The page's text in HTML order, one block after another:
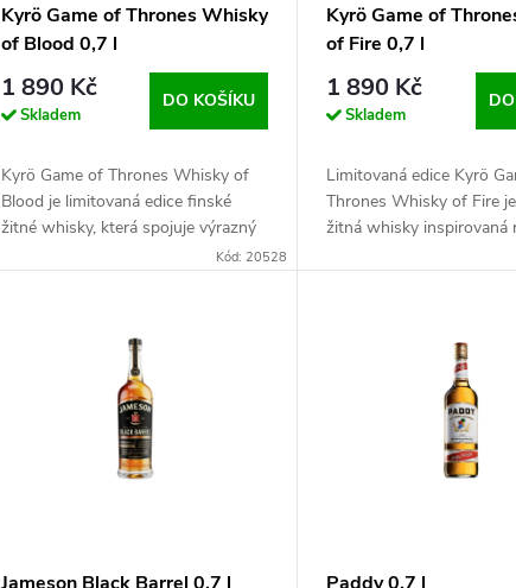
Kyrö Game of Thrones Whisky
of Blood 0,7 l
1 890 Kč
Skladem
DO KOŠÍKU
Kyrö Game of Thrones Whisky of
Blood je limitovaná edice finské
žitné whisky, která spojuje výrazný
charakter 100% žita s bohatýmiKód: 20528
Kyrö Game of
of Fire 0,7 l
1 890 Kč
Skladem
Limitovaná edice Kyrö
Thrones Whisky of Fire
žitná whisky inspirovaná